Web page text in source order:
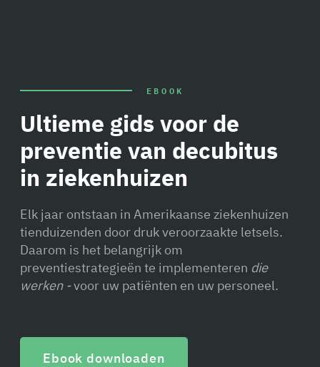
EBOOK
Ultieme gids voor de
preventie van decubitus
in ziekenhuizen
Elk jaar ontstaan in Amerikaanse ziekenhuizen
tienduizenden door druk veroorzaakte letsels.
Daarom is het belangrijk om
preventiestrategieën te implementeren die
werken -voor uw patiënten en uw personeel.
Ebook downloaden